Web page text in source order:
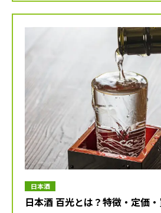
日本酒
日本酒 百光とは？特徴・定価